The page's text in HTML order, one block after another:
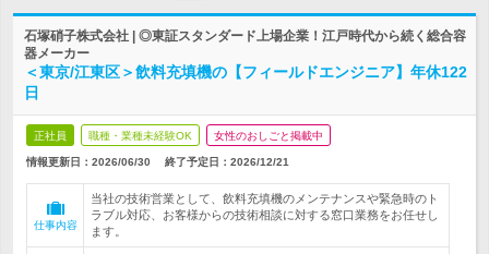
石塚硝子株式会社 | ◎東証スタンダード上場企業！江戸時代から続く総合容
器メーカー
＜東京/江東区＞飲料充填機の【フィールドエンジニア】年休122
日
正社員 職種・業種未経験OK 女性のおしごと掲載中
情報更新日：2026/06/30 終了予定日： 2026/12/21
仕事内容
当社の技術営業として、飲料充填機のメンテナンスや緊急時のト
ラブル対応、お客様からの技術相談に対する窓口業務をお任せし
ます。